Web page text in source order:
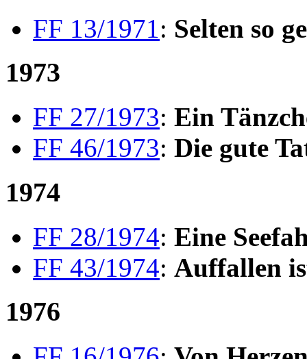
FF 13/1971: Selten so
1973
FF 27/1973: Ein
FF 46/1973: Die gute
1974
FF 28/1974: Eine
FF 43/1974: Auffallen
1976